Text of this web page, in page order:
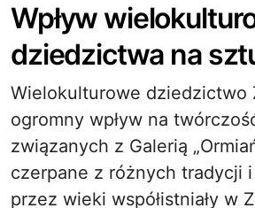
Wpływ
dziedzictwa na
Wielokulturowe dziedzictwo
ogromny wpływ na
związanych z Galerią
czerpane z różnych tradycji
przez wieki współistniały w